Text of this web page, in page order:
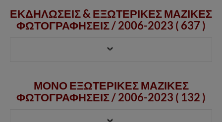
ΕΚΔΗΛΩΣΕΙΣ & ΕΞΩΤΕΡΙΚΕΣ ΜΑΖΙΚΕΣ
ΦΩΤΟΓΡΑΦΗΣΕΙΣ /2006-2023 ( 637 )
ΜΟΝΟ ΕΞΩΤΕΡΙΚΕΣ ΜΑΖΙΚΕΣ
ΦΩΤΟΓΡΑΦΗΣΕΙΣ /2006-2023 ( 132 )